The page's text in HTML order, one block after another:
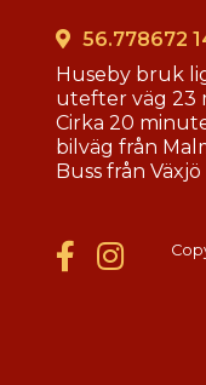
56.778672
Huseby bruk
utefter väg 23
Cirka 20
bilväg från
Buss från Växjö